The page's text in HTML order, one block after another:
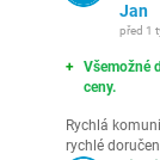
Jan
před 1
Všemožné
ceny.
Rychlá
rychlé